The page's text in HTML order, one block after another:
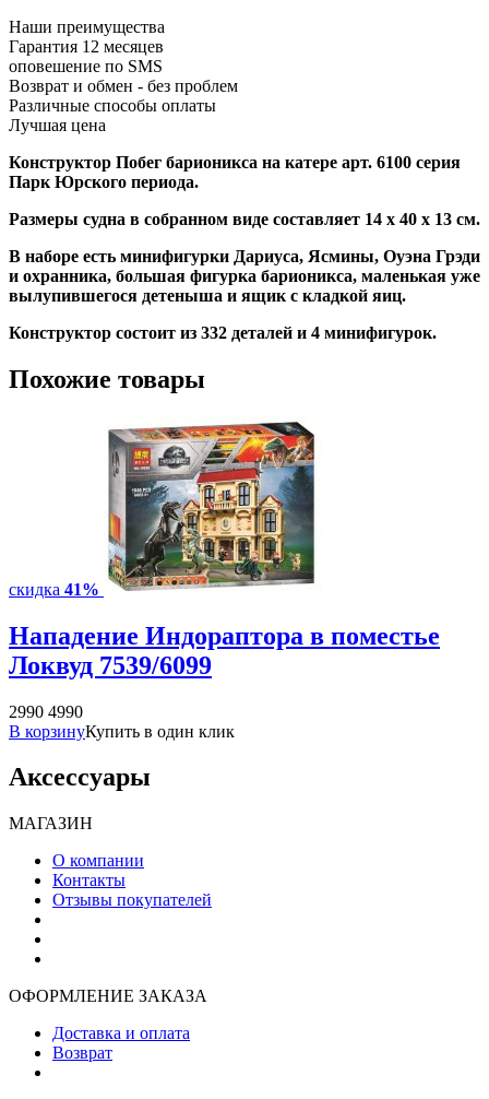
Наши преимущества
Гарантия 12 месяцев
оповешение по SMS
Возврат и обмен - без проблем
Различные способы оплаты
Лучшая цена
Конструктор Побег барионикса на катере арт. 6100 серия
Парк Юрского периода.
Размеры судна в собранном виде составляет 14 х 40 х 13 см.
В наборе есть минифигурки Дариуса, Ясмины, Оуэна Грэди
и охранника, большая фигурка барионикса, маленькая уже
вылупившегося детеныша и ящик с кладкой яиц.
Конструктор состоит из 332 деталей и 4 минифигурок.
Похожие товары
скидка 41%
Нападение Индораптора в поместье
Локвуд 7539/6099
2990 4990
В корзинуКупить в один клик
Аксессуары
МАГАЗИН
О компании
Контакты
Отзывы покупателей
ОФОРМЛЕНИЕ ЗАКАЗА
Доставка и оплата
Возврат